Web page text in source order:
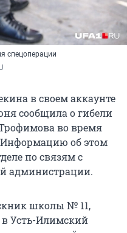
спецоперации
в своем аккаунте
сообщила о гибели
во время
об этом
по связям с
администрации.
школы № 11,
в Усть-Илимский